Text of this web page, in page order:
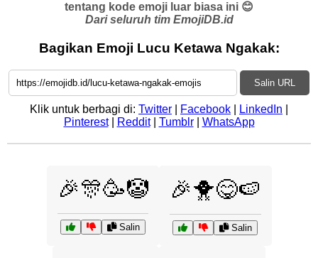
tentang kode emoji luar biasa ini 😊
Dari seluruh tim EmojiDB.id
Bagikan Emoji Lucu Ketawa Ngakak:
Salin URL
Klik untuk berbagi di: Twitter Facebook LinkedIn
Pinterest| Reddit| Tumblr| WhatsApp
🎉🎊🥳🤡
Salin
🎉🐥😋🍉
Salin